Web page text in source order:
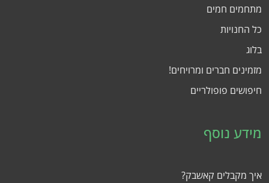
מתחמים חמים
כל החנויות
בלוג
מזמינים חברים ומרויחים!
חיפושים פופולריים
מידע נוסף
איך מקבלים קאשבק?